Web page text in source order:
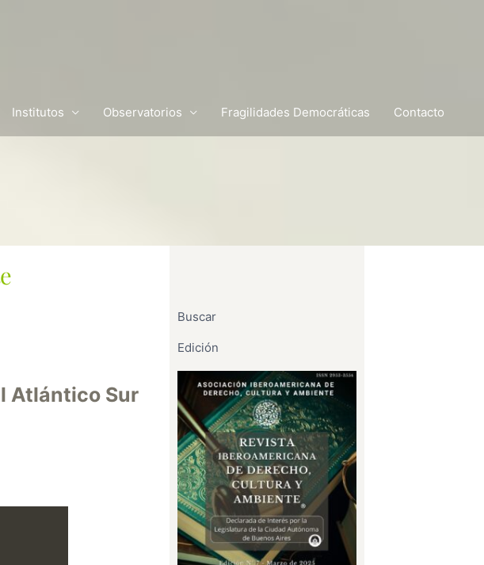
Institutos Observatorios Fragilidades Democráticas Contacto
Atlántico Sur
Buscar
Edición